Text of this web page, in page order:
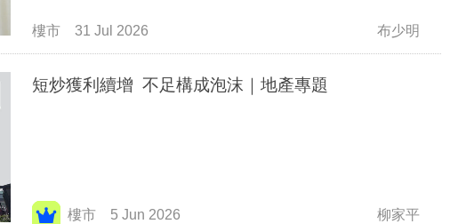
樓市 31 Jul 2026 布少明
短炒獲利續增 不足構成泡沫｜地產專題
樓市 5 Jun 2026 柳家平